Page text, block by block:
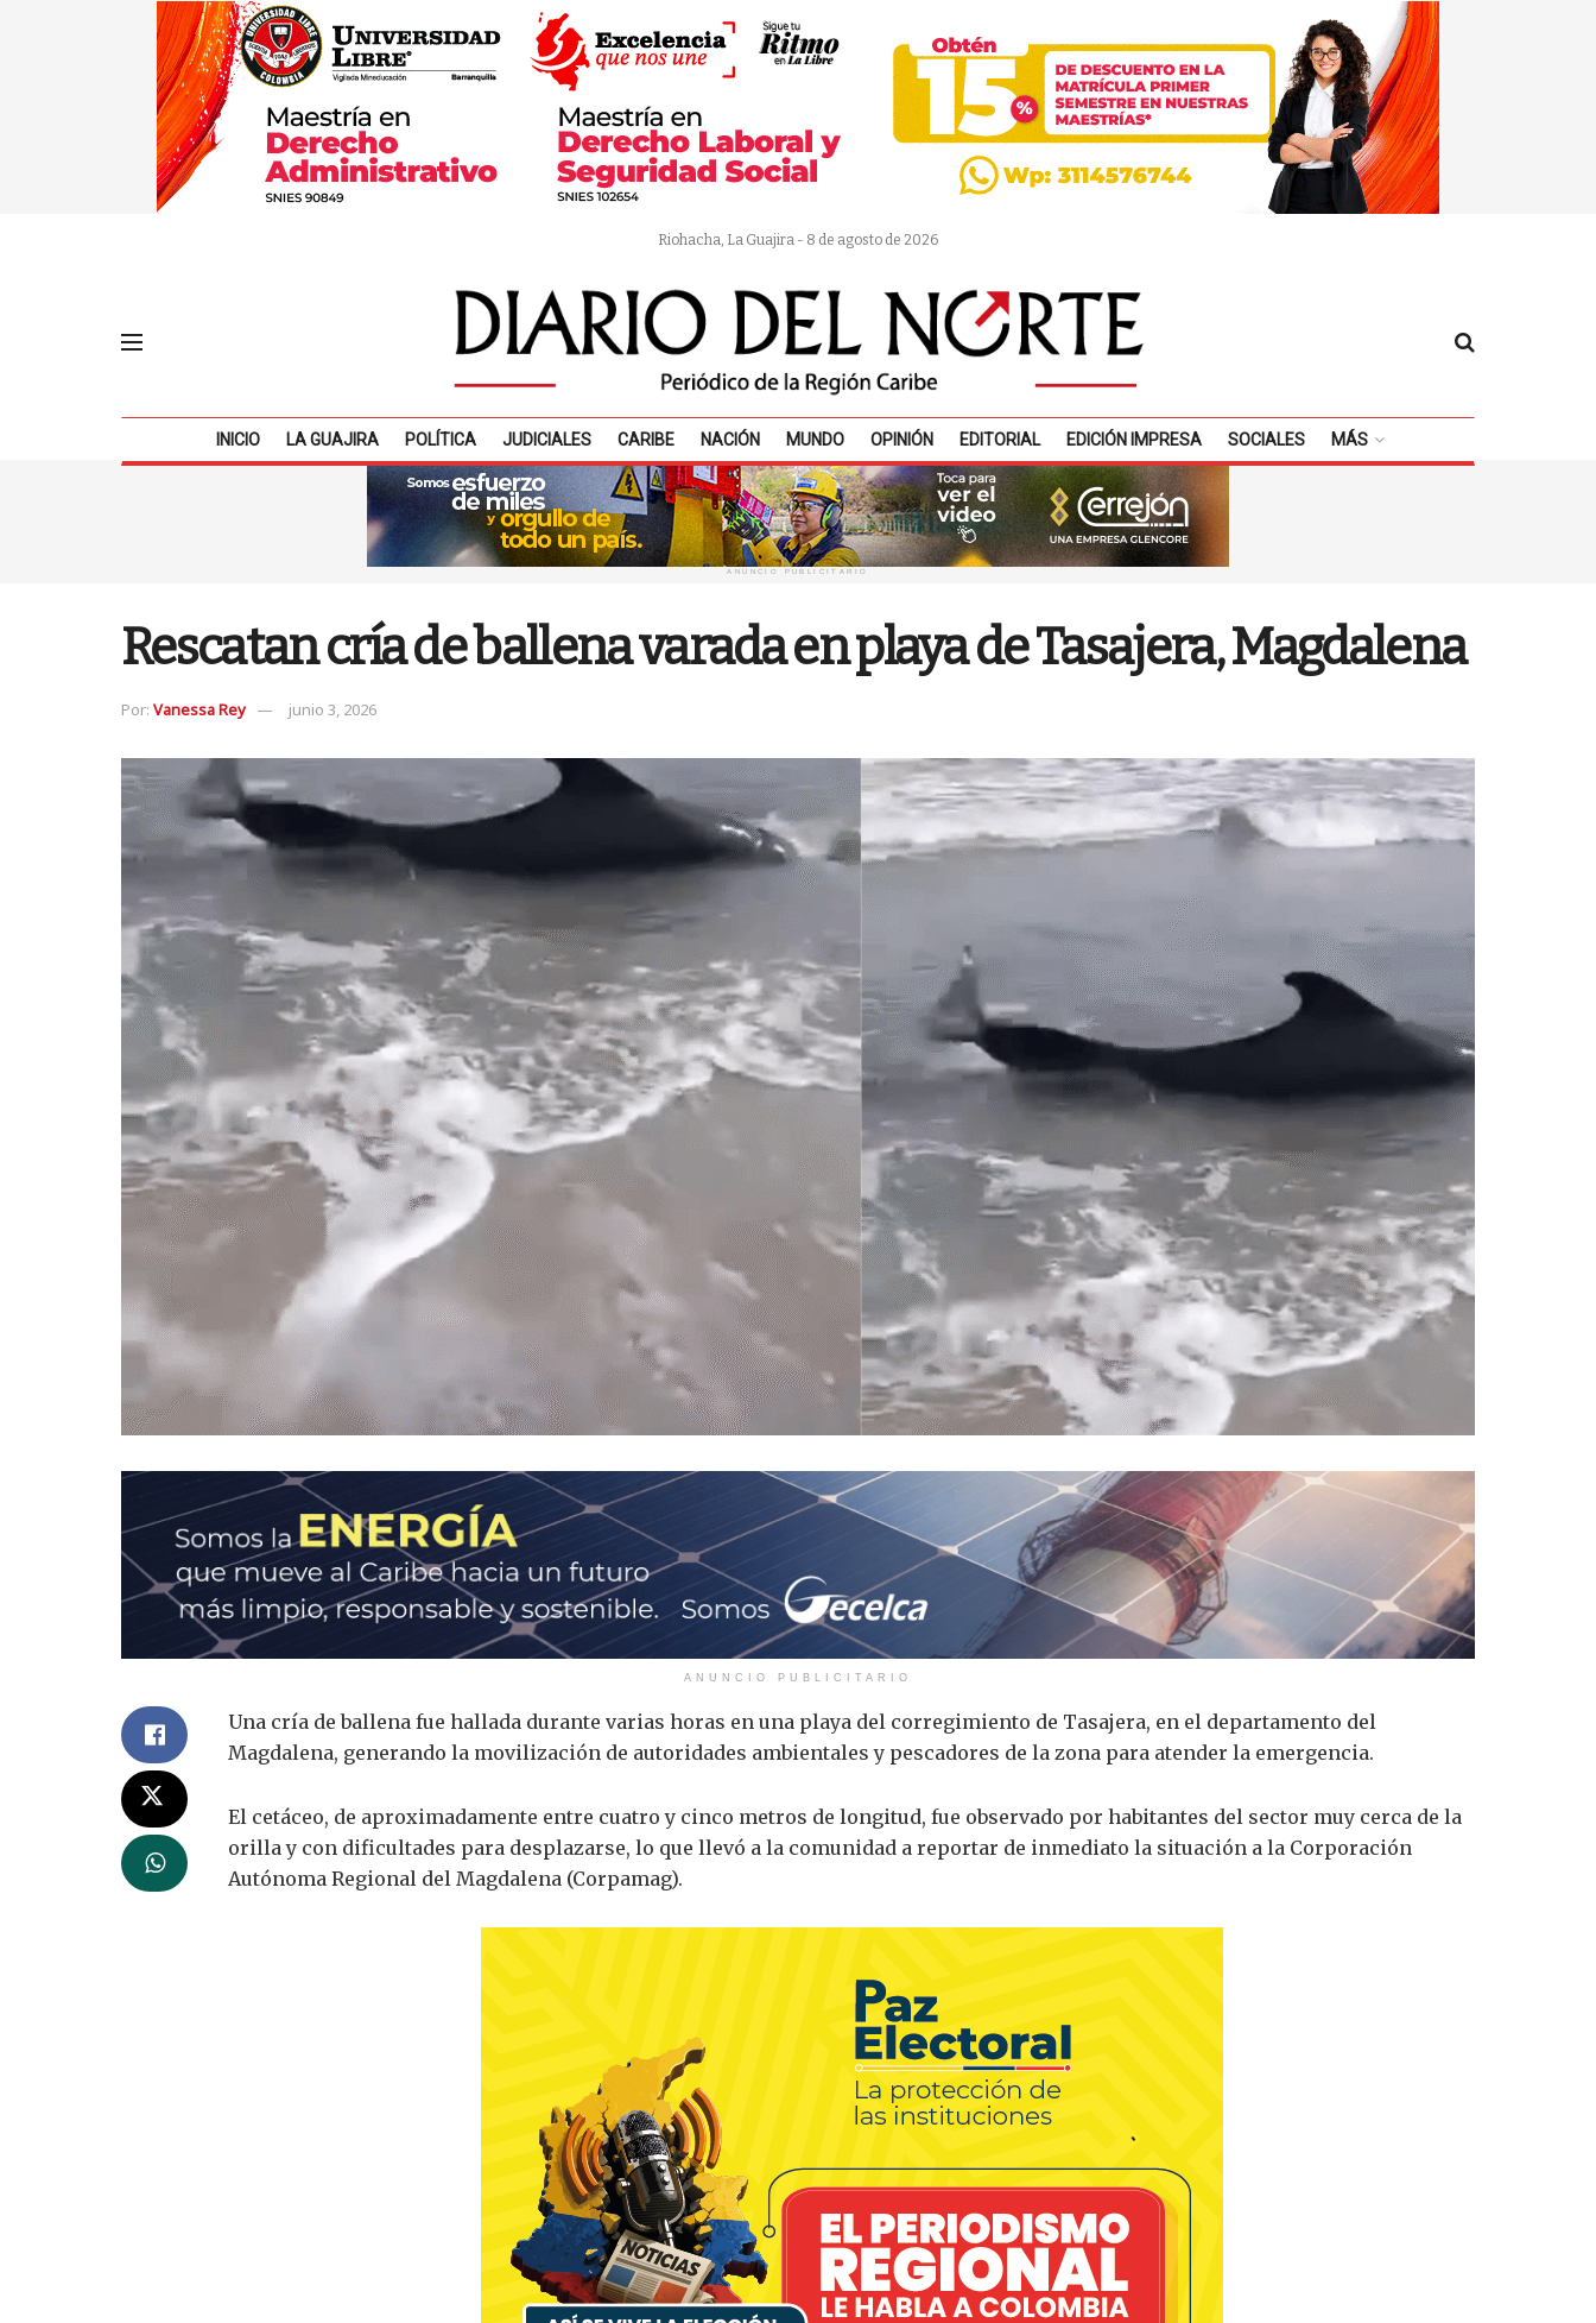
Riohacha, La Guajira - 8 de agosto de 2026
INICIO LA GUAJIRA POLÍTICA JUDICIALES CARIBE NACIÓN MUNDO OPINIÓN EDITORIAL EDICIÓN IMPRESA SOCIALES MÁS
ANUNCIO PUBLICITARIO
Rescatan cría de ballena varada en playa de Tasajera, Magdalena
Por: Vanessa Rey junio 3, 2026
ANUNCIO PUBLICITARIO
Una cría de ballena fue hallada durante varias horas en una playa del corregimiento de Tasajera, en el departamento del
Magdalena, generando la movilización de autoridades ambientales y pescadores de la zona para atender la emergencia.
El cetáceo, de aproximadamente entre cuatro y cinco metros de longitud, fue observado por habitantes del sector muy cerca de la
orilla y con dificultades para desplazarse, lo que llevó a la comunidad a reportar de inmediato la situación a la Corporación
Autónoma Regional del Magdalena (Corpamag).